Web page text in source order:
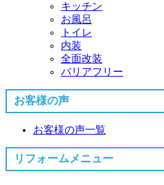
キッチン
お風呂
トイレ
内装
全面改装
バリアフリー
お客様の声
お客様の声一覧
リフォームメニュー